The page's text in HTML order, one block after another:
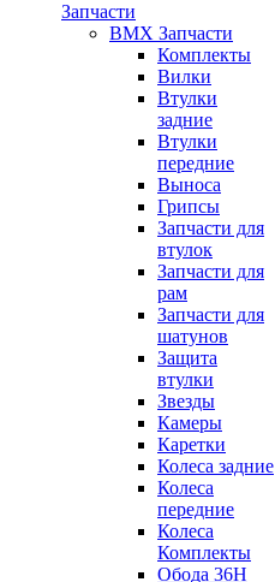
Запчасти
BMX Запчасти
Комплекты
Вилки
Втулки
задние
Втулки
передние
Выноса
Грипсы
Запчасти для
втулок
Запчасти для
рам
Запчасти для
шатунов
Защита
втулки
Звезды
Камеры
Каретки
Колеса задние
Колеса
передние
Колеса
Комплекты
Обода 36H